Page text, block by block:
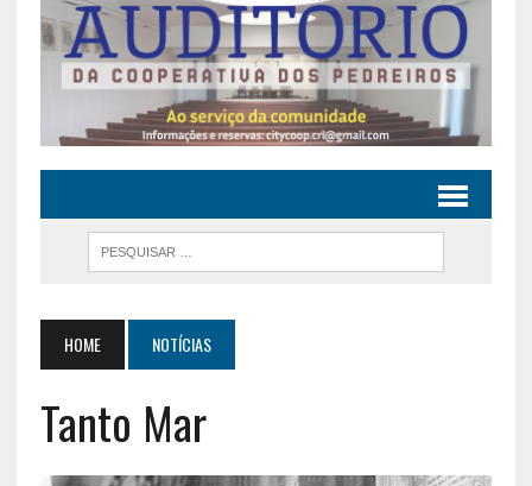
HOME NOTÍCIAS
Tanto Mar